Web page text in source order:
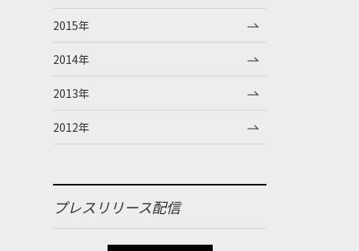
2015年
2014年
2013年
2012年
プレスリリース配信